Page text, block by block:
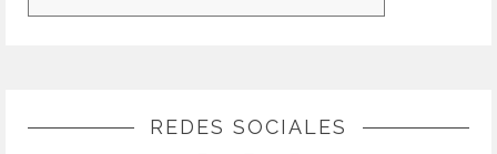
REDES SOCIALES